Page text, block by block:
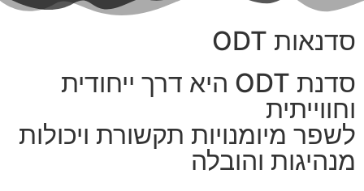
סדנאות ODT
סדנת ODT היא דרך ייחודית
וחווייתית
לשפר מיומנויות תקשורת ויכולות
מנהיגות והובלה